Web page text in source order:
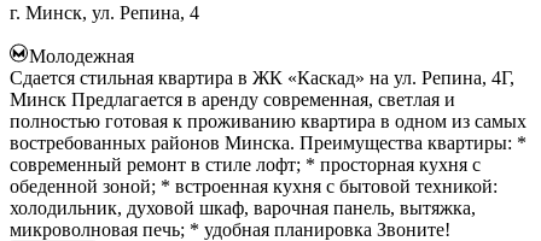
г. Минск, ул. Репина, 4
Молодежная
Сдается стильная квартира в ЖК «Каскад» на ул. Репина, 4Г,
Минск Предлагается в аренду современная, светлая и
полностью готовая к проживанию квартира в одном из самых
востребованных районов Минска. Преимущества квартиры: *
современный ремонт в стиле лофт; * просторная кухня с
обеденной зоной; * встроенная кухня с бытовой техникой:
холодильник, духовой шкаф, варочная панель, вытяжка,
микроволновая печь; * удобная планировка Звоните!